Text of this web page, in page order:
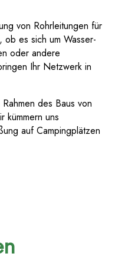
von Rohrleitungen für
es sich um Wasser-
oder andere
Ihr Netzwerk in
des Baus von
kümmern uns
auf Campingplätzen